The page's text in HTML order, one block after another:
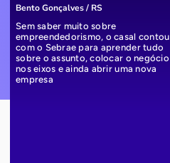
Bento Gonçalves / RS
Sem saber muito sobre
empreendedorismo, o casal contou
com o Sebrae para aprender tudo
sobre o assunto, colocar o negócio
nos eixos e ainda abrir uma nova
empresa